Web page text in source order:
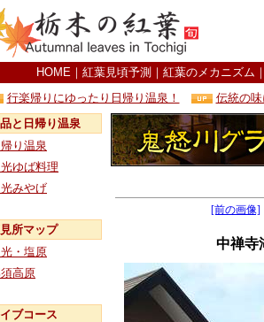
HOME ｜ 紅葉見頃予測 ｜ 紅葉のメカニズム
行楽帰りにゆったり日帰り温泉！
伝統の
と日帰り温泉
帰り温泉
光ゆば料理
光みやげ
所マップ
光・塩原
高原
イブコース
[前の画像]
中禅寺